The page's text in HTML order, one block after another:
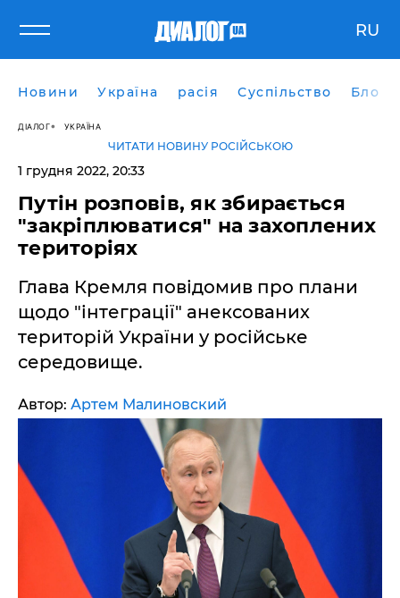
RU
Новини Україна расія Суспільство Блоги
ДІАЛОГ УКРАЇНА
ЧИТАТИ НОВИНУ РОСІЙСЬКОЮ
1 грудня 2022, 20:33
Путін розповів, як збирається
"закріплюватися" на захоплених
територіях
Глава Кремля повідомив про плани
щодо "інтеграції" анексованих
територій України у російське
середовище.
Автор: Артем Малиновский